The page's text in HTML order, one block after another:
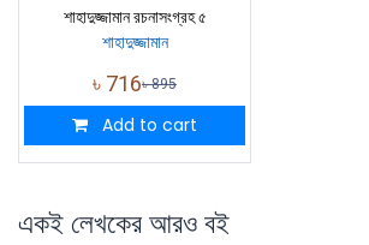
শাহাদুজ্জামান রচনাসংগ্রহ ৫
শাহাদুজ্জামান
৳ 716৳895
Add to cart
একই লেখকের আরও বই